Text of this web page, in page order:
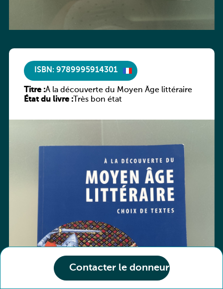
Contacter le donneur
ISBN: 9789995914301
Titre :À la découverte du Moyen Âge littéraire
État du livre :Très bon état